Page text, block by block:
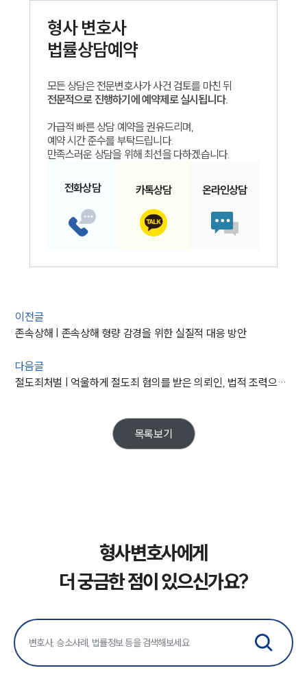
형사변호사
법률상담예약
모든 상담은 전문변호사가 사건 검토를 마친 뒤
전문적으로 진행하기에 예약제로 실시됩니다.
가급적 빠른 상담 예약을 권유드리며,
예약 시간 준수를 부탁드립니다.
만족스러운 상담을 위해 최선을 다하겠습니다.
전화상담 카톡상담 온라인상담
이전글
존속상해 | 존속상해 형량 감경을 위한 실질적 대응 방안
다음글
절도죄처벌 | 억울하게 절도죄 혐의를 받은 의뢰인, 법적 조력으로 불송치
목록보기
형사변호사에게
더 궁금한 점이 있으신가요?